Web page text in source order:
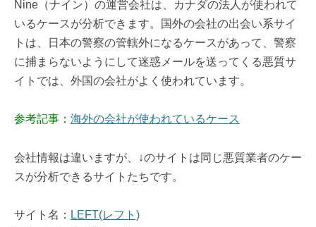
Nine（ナイン）の運営会社は、カナダの法人が使われて
いるケースが分析できます。国外の会社の出会い系サイ
トは、日本の警察の管轄外になるケースがあって、警察
に捕まらないようにして迷惑メールを送ってくる悪質サ
イトでは、外国の会社がよく使われています。
参考記事： 海外の会社が使われているケース
会社情報は違いますが、↓のサイトは同じ悪質業者のケー
スが分析できるサイトたちです。
サイト名： LEFT(レフト)